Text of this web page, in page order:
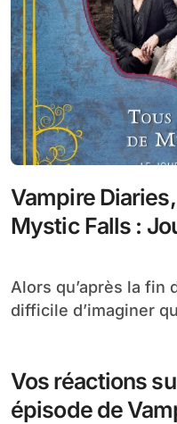
Vampire
Mystic Falls :
Alors qu’après la fin de la série il est encore
difficile d’imaginer
Vos réactions
épisode de